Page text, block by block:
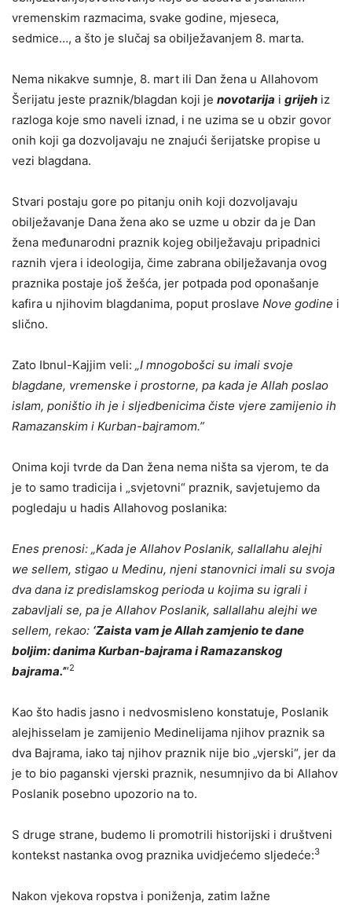
vremenskim razmacima, svake godine, mjeseca,
sedmice…, a što je slučaj sa obilježavanjem 8. marta.
Nema nikakve sumnje, 8. mart ili Dan žena u Allahovom
Šerijatu jeste praznik/blagdan koji je novotarija i grijeh iz
razloga koje smo naveli iznad, i ne uzima se u obzir govor
onih koji ga dozvoljavaju ne znajući šerijatske propise u
vezi blagdana.
Stvari postaju gore po pitanju onih koji dozvoljavaju
obilježavanje Dana žena ako se uzme u obzir da je Dan
žena međunarodni praznik kojeg obilježavaju pripadnici
raznih vjera i ideologija, čime zabrana obilježavanja ovog
praznika postaje još žešća, jer potpada pod oponašanje
kafira u njihovim blagdanima, poput proslave Nove godine i
slično.
Zato Ibnul-Kajjim veli: „I mnogobošci su imali svoje
blagdane, vremenske i prostorne, pa kada je Allah poslao
islam, poništio ih je i sljedbenicima čiste vjere zamijenio ih
Ramazanskim i Kurban-bajramom.”
Onima koji tvrde da Dan žena nema ništa sa vjerom, te da
je to samo tradicija i „svjetovni“ praznik, savjetujemo da
pogledaju u hadis Allahovog poslanika:
Enes prenosi: „Kada je Allahov Poslanik, sallallahu alejhi
we sellem, stigao u Medinu, njeni stanovnici imali su svoja
dva dana iz predislamskog perioda u kojima su igrali i
zabavljali se, pa je Allahov Poslanik, sallallahu alejhi we
sellem, rekao: ‘Zaista vam je Allah zamjenio te dane
boljim: danima Kurban-bajrama i Ramazanskog
bajrama.’“2
Kao što hadis jasno i nedvosmisleno konstatuje, Poslanik
alejhisselam je zamijenio Medinelijama njihov praznik sa
dva Bajrama, iako taj njihov praznik nije bio „vjerski“, jer da
je to bio paganski vjerski praznik, nesumnjivo da bi Allahov
Poslanik posebno upozorio na to.
S druge strane, budemo li promotrili historijski i društveni
kontekst nastanka ovog praznika uvidjećemo sljedeće:3
Nakon vjekova ropstva i poniženja, zatim lažne